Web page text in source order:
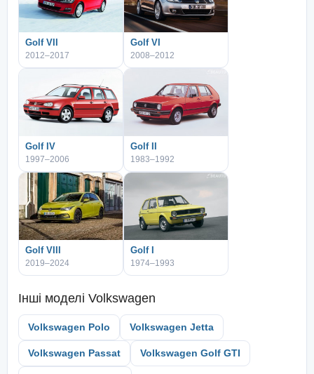
Golf VII
2012–2017
Golf VI
2008–2012
Golf IV
1997–2006
Golf II
1983–1992
Golf VIII
2019–2024
Golf I
1974–1993
Інші моделі Volkswagen
Volkswagen Polo Volkswagen Jetta
Volkswagen Passat Volkswagen Golf GTI